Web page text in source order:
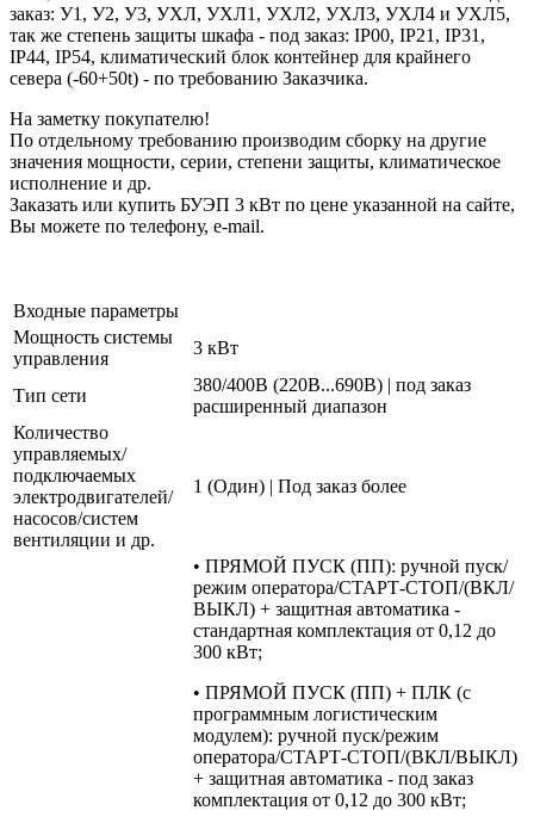
заказ: У1, У2, У3, УХЛ, УХЛ1, УХЛ2, УХЛ3, УХЛ4 и УХЛ5,
так же степень защиты шкафа - под заказ: IP00, IP21, IP31,
IP44, IP54, климатический блок контейнер для крайнего
севера (-60+50t) - по требованию Заказчика.
На заметку покупателю!
По отдельному требованию производим сборку на другие
значения мощности, серии, степени защиты, климатическое
исполнение и др.
Заказать или купить БУЭП 3 кВт по цене указанной на сайте,
Вы можете по телефону, e-mail.
Входные параметры
Мощность системы
управления
3 кВт
Тип сети
380/400В (220В...690В) | под заказ
расширенный диапазон
Количество
управляемых/
подключаемых
электродвигателей/
насосов/систем
вентиляции и др.
1 (Один) | Под заказ более
• ПРЯМОЙ ПУСК (ПП): ручной пуск/
режим оператора/СТАРТ-СТОП/(ВКЛ/
ВЫКЛ) + защитная автоматика -
стандартная комплектация от 0,12 до
300 кВт;
• ПРЯМОЙ ПУСК (ПП) + ПЛК (с
программным логистическим
модулем): ручной пуск/режим
оператора/СТАРТ-СТОП/(ВКЛ/ВЫКЛ)
+ защитная автоматика - под заказ
комплектация от 0,12 до 300 кВт;